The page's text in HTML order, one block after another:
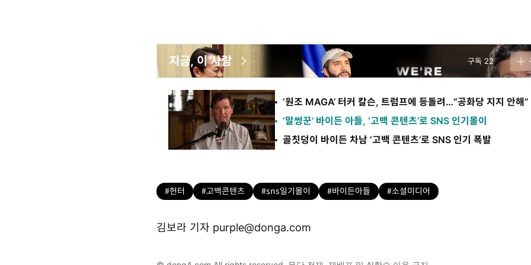
지금, 이 사람 구독 22
‘원조 MAGA’ 터커 칼슨, 트럼프에 등돌려…“공화당 지지 안해”
‘말썽꾼’ 바이든 아들, ‘고백 콘텐츠’로 SNS 인기몰이
골칫덩이 바이든 차남 ‘고백 콘텐츠’로 SNS 인기 폭발
#헌터 #고백콘텐츠 #sns일기몰이 #바이든아들 #소셜미디어
김보라 기자 purple@donga.com